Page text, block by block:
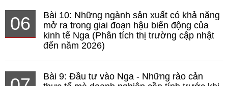
06
Bài 10: Những ngành sản xuất có khả năng
mở ra trong giai đoạn hậu biến động của
kinh tế Nga (Phân tích thị trường cập nhật
đến năm 2026)
Bài 9: Đầu tư vào Nga - Những rào cản